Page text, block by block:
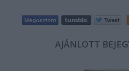
AJÁNLOTT